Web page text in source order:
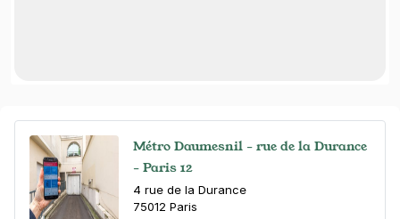
Métro Daumesnil - rue de la Durance
- Paris 12
4 rue de la Durance
75012 Paris